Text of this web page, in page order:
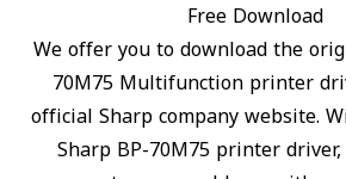
Free Download
We offer you to download the
70M75 Multifunction printer
official Sharp company website.
Sharp BP-70M75 printer